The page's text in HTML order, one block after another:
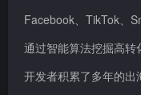
Facebook、TikTok、
通过智能算法挖掘高转
开发者积累了多年的